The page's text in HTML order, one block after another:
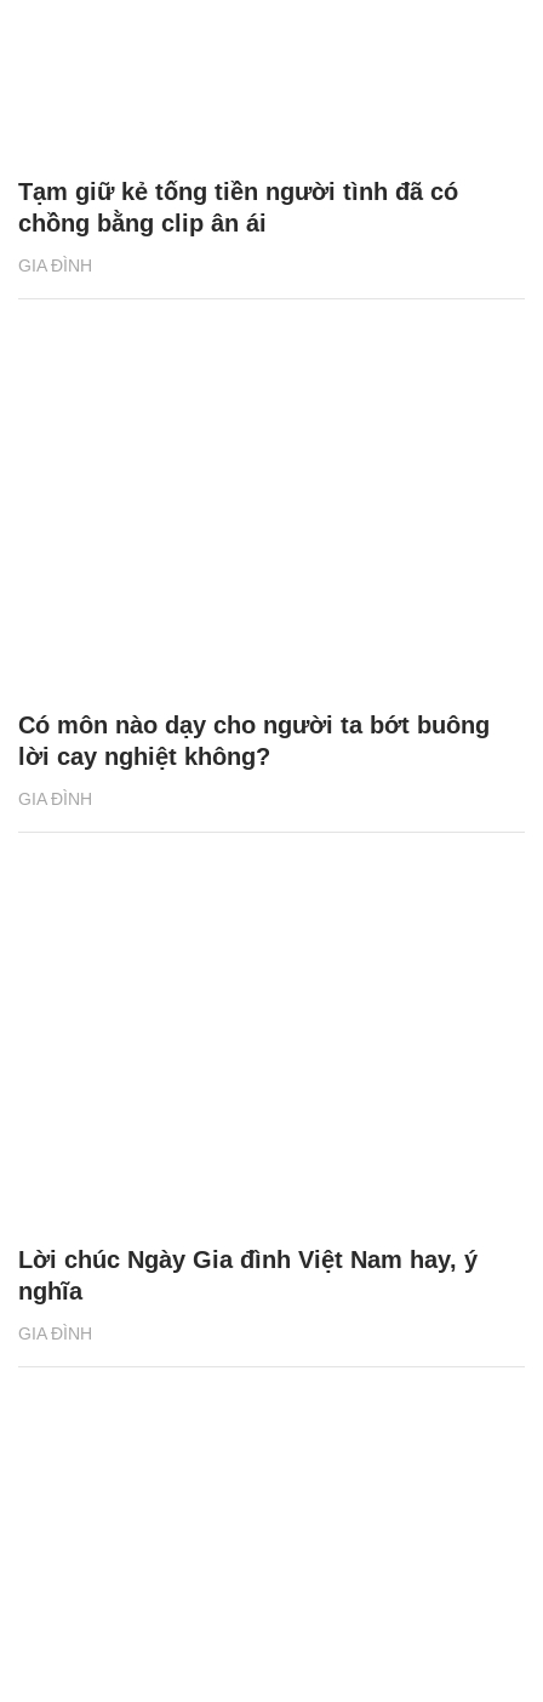
GIA ĐÌNH
Tạm giữ kẻ tống tiền người tình đã có
chồng bằng clip ân ái
GIA ĐÌNH
Có môn nào dạy cho người ta bớt buông
lời cay nghiệt không?
GIA ĐÌNH
Lời chúc Ngày Gia đình Việt Nam hay, ý
nghĩa